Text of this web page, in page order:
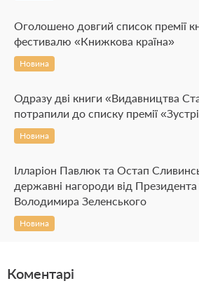
Оголошено довгий список премії
фестивалю «Книжкова країна»
Новина
Одразу дві книги «Видавництва
потрапили до списку премії
Новина
Ілларіон Павлюк та Остап
державні нагороди від Президента
Володимира Зеленського
Новина
Коментарі